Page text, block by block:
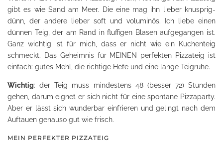
gibt es wie Sand am Meer. Die eine mag ihn lieber knusprig-
dünn, der andere lieber soft und voluminös. Ich liebe einen
dünnen Teig, der am Rand in fluffigen Blasen aufgegangen ist.
Ganz wichtig ist für mich, dass er nicht wie ein Kuchenteig
schmeckt. Das Geheimnis für MEINEN perfekten Pizzateig ist
einfach: gutes Mehl, die richtige Hefe und eine lange Teigruhe.
Wichtig: der Teig muss mindestens 48 (besser 72) Stunden
gehen, darum eignet er sich nicht für eine spontane Pizzaparty.
Aber er lässt sich wunderbar einfrieren und gelingt nach dem
Auftauen genauso gut wie frisch.
MEIN PERFEKTER PIZZATEIG